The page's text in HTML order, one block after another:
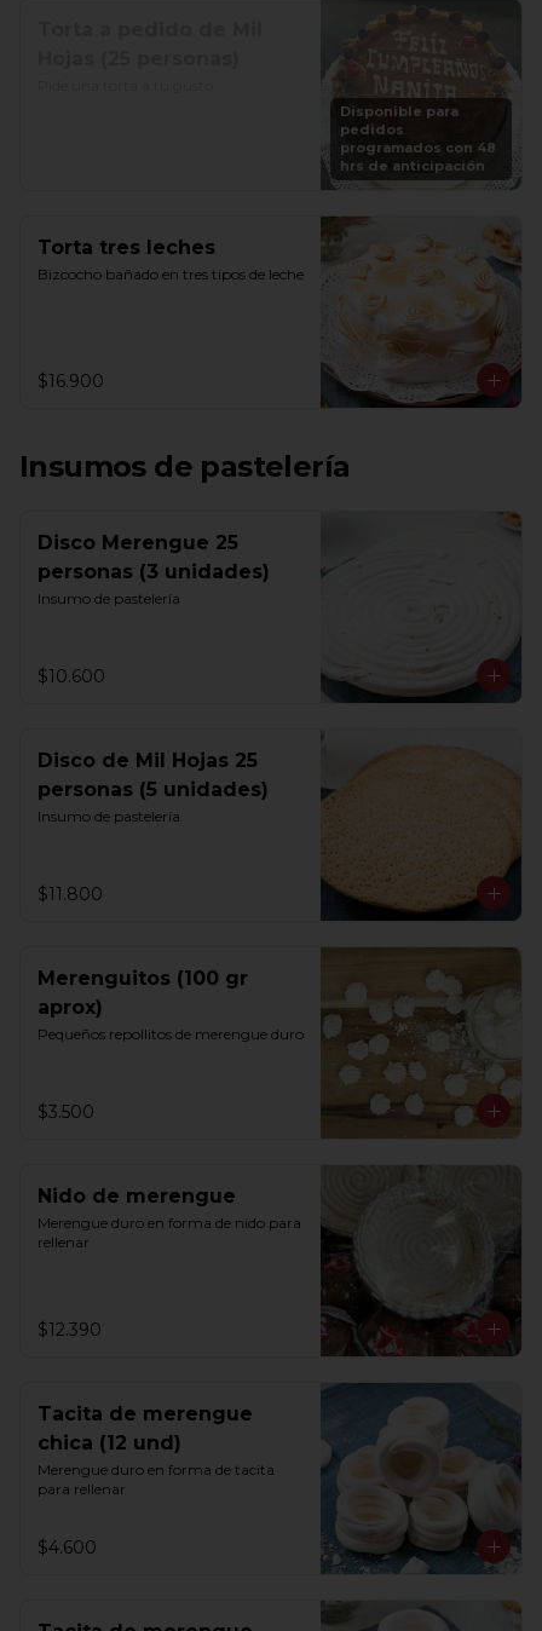
Disponible para
pedidos
programados con 48
hrs de anticipación
Torta tres leches
Bizcocho bañado en tres tipos de leche
$16.900
Insumos de pastelería
Disco Merengue 25
personas (3 unidades)
Insumo de pastelería
$10.600
Disco de Mil Hojas 25
personas (5 unidades)
Insumo de pastelería
$11.800
Merenguitos (100 gr
aprox)
Pequeños repollitos de merengue duro
$3.500
Nido de merengue
Merengue duro en forma de nido para
rellenar
$12.390
Tacita de merengue
chica (12 und)
Merengue duro en forma de tacita
para rellenar
$4.600